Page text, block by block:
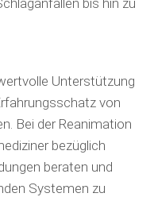
bis hin zu
Unterstützung
von
Bei der Re­ani­ma­tion
bezüglich
beraten und
Systemen zu